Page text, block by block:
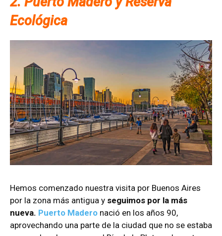
Ecológica
Hemos comenzado nuestra visita por Buenos Aires
por la zona más antigua y seguimos por la más
nueva. Puerto Madero nació en los años 90,
aprovechando una parte de la ciudad que no se estaba